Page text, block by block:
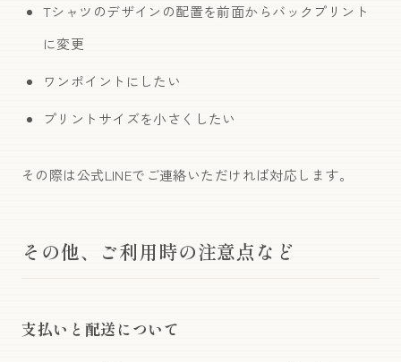
Tシャツのデザインの配置を前面からバックプリント
に変更
ワンポイントにしたい
プリントサイズを小さくしたい
その際は公式LINEでご連絡いただければ対応します。
その他、ご利用時の注意点など
支払いと配送について